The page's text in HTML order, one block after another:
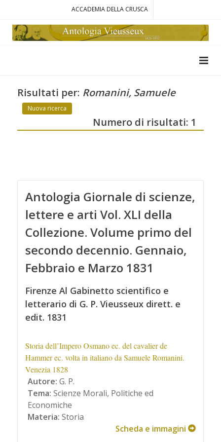
ACCADEMIA DELLA CRUSCA
Risultati per: Romanini, Samuele
Nuova ricerca
Numero di risultati: 1
Antologia Giornale di scienze,
lettere e arti Vol. XLI della
Collezione. Volume primo del
secondo decennio. Gennaio,
Febbraio e Marzo 1831
Firenze Al Gabinetto scientifico e
letterario di G. P. Vieusseux dirett. e
edit. 1831
Storia dell’Impero Osmano ec. del cavalier de
Hammer ec. volta in italiano da Samuele Romanini.
Venezia 1828
Autore: G. P.
Tema: Scienze Morali, Politiche ed
Economiche
Materia: Storia
Scheda e immagini